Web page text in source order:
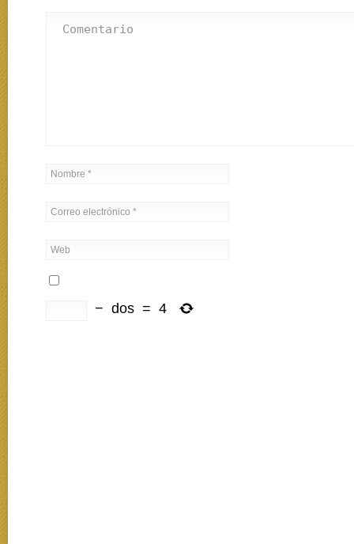
− dos = 4